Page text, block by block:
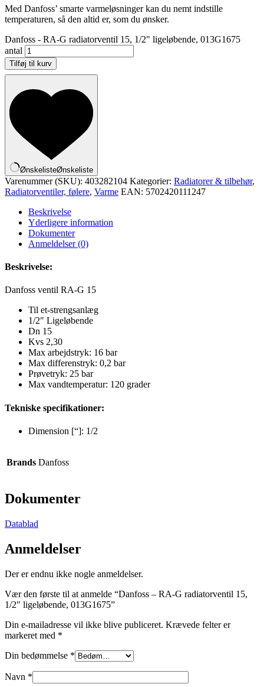
Med Danfoss’ smarte varmeløsninger kan du nemt indstille
temperaturen, så den altid er, som du ønsker.
Danfoss - RA-G radiatorventil 15, 1/2" ligeløbende, 013G1675
antal
Tilføj til kurv
ØnskelisteØnskeliste
Varenummer (SKU): 403282104 Kategorier: Radiatorer & tilbehør,
Radiatorventiler, følere, Varme EAN: 5702420111247
Beskrivelse
Yderligere information
Dokumenter
Anmeldelser (0)
Beskrivelse:
Danfoss ventil RA-G 15
Til et-strengsanlæg
1/2″ Ligeløbende
Dn 15
Kvs 2,30
Max arbejdstryk: 16 bar
Max differenstryk: 0,2 bar
Prøvetryk: 25 bar
Max vandtemperatur: 120 grader
Tekniske specifikationer:
Dimension [“]: 1/2
Brands Danfoss
Dokumenter
Datablad
Anmeldelser
Der er endnu ikke nogle anmeldelser.
Vær den første til at anmelde “Danfoss – RA-G radiatorventil 15,
1/2″ ligeløbende, 013G1675”
Din e-mailadresse vil ikke blive publiceret. Krævede felter er
markeret med *
Din bedømmelse *
Navn *